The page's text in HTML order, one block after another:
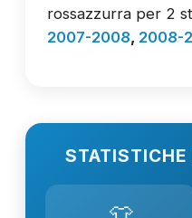
rossazzurra per 2
2007-2008, 2008-